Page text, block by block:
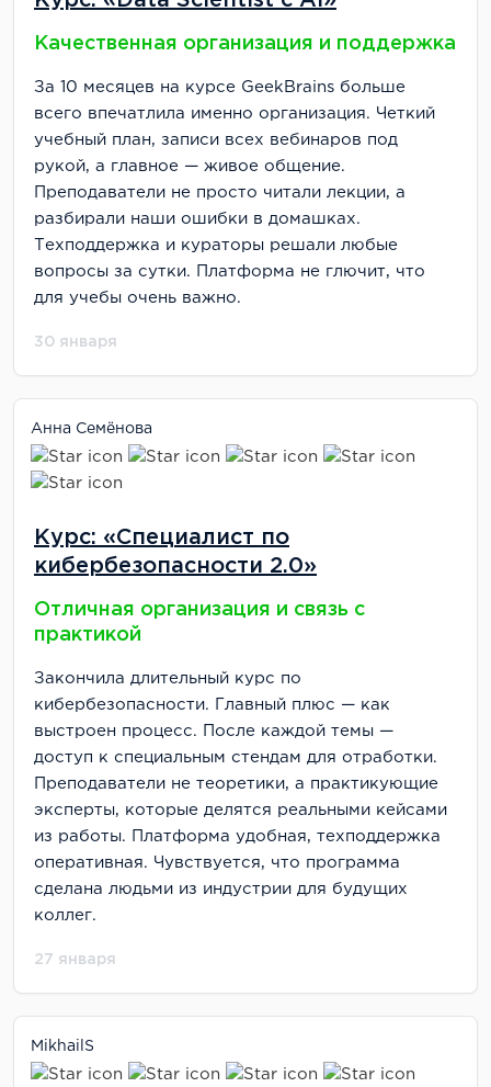
Качественная организация и поддержка
За 10 месяцев на курсе GeekBrains больше
всего впечатлила именно организация. Четкий
учебный план, записи всех вебинаров под
рукой, а главное — живое общение.
Преподаватели не просто читали лекции, а
разбирали наши ошибки в домашках.
Техподдержка и кураторы решали любые
вопросы за сутки. Платформа не глючит, что
для учебы очень важно.
30 января
Анна Семёнова
Курс: «Специалист по
кибербезопасности 2.0»
Отличная организация и связь с
практикой
Закончила длительный курс по
кибербезопасности. Главный плюс — как
выстроен процесс. После каждой темы —
доступ к специальным стендам для отработки.
Преподаватели не теоретики, а практикующие
эксперты, которые делятся реальными кейсами
из работы. Платформа удобная, техподдержка
оперативная. Чувствуется, что программа
сделана людьми из индустрии для будущих
коллег.
27 января
MikhailS